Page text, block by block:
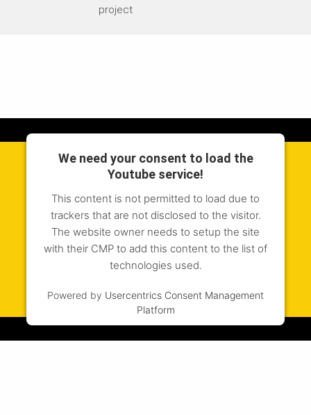
project
We need your consent to load the
Youtube service!
This content is not permitted to load due to
trackers that are not disclosed to the visitor.
The website owner needs to setup the site
with their CMP to add this content to the list of
technologies used.
Powered by Usercentrics Consent Management
Platform